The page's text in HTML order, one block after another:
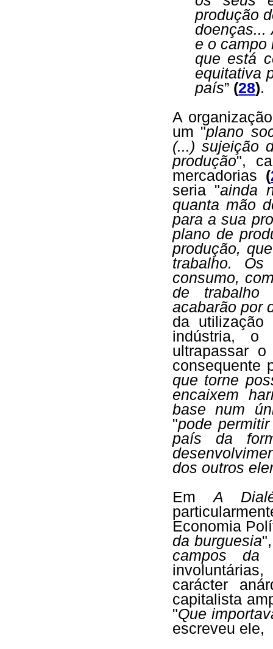
produção
doenças...
e o campo
que está
equitativa
país” (28).
A
um "plano
(...) sujeição
produção",
mercadorias (
seria "ainda
quanta mão
para a sua
plano de
produção,
trabalho.
consumo,
de trabalho
acabarão por
da utilização
indústria, o
ultrapassar
consequente
que torne
encaixem
base num
"pode
país da
dos outros
EmA
Economia
da burguesia
campos
carácter
capitalista
"Que
escreveu ele,